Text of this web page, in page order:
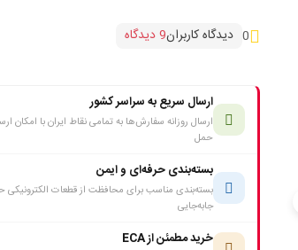
0 دیدگاه کاربران9 دیدگاه
ارسال سریع به سراسر کشور
ارسال روزانه سفارش‌ها به تمامی نقاط ایران با امکان
حمل
بسته‌بندی حرفه‌ای و ایمن
بسته‌بندی مناسب برای محافظت از قطعات
جابه‌جایی
خرید مطمئن از ECA